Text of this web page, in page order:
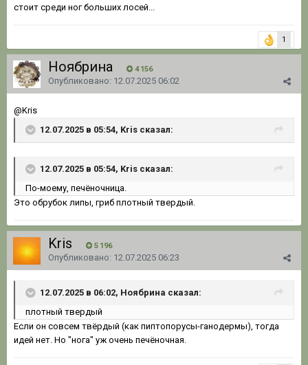
стоит среди ног больших лосей...
1
Ноябрина 4 156
Опубликовано: 12.07.2025 06:02
@Kris
12.07.2025 в 05:54, Kris сказал:
12.07.2025 в 05:54, Kris сказал:
По-моему, печёночница.
Это обрубок липы, гриб плотный твердый.
Kris 5 196
Опубликовано: 12.07.2025 06:23
12.07.2025 в 06:02, Ноябрина сказал:
плотный твердый
Если он совсем твёрдый (как пиптопорусы-ганодермы), тогда
идей нет. Но "нога" уж очень печёночная.